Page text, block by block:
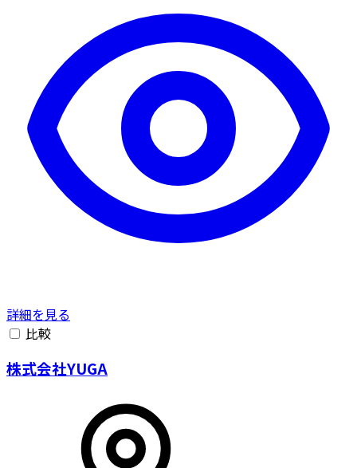
詳細を見る
比較
株式会社YUGA